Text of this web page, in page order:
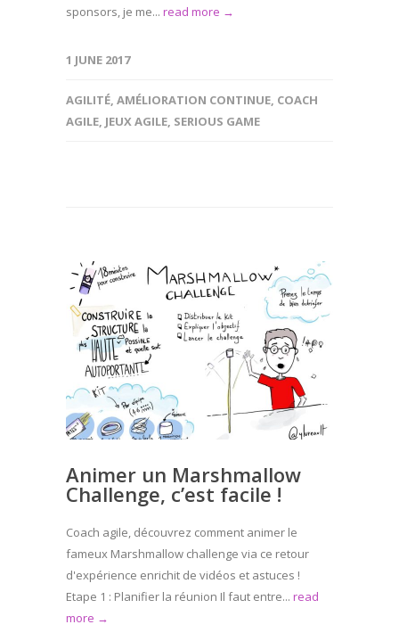
sponsors, je me... read more →
1 JUNE 2017
AGILITÉ, AMÉLIORATION CONTINUE, COACH
AGILE, JEUX AGILE, SERIOUS GAME
Animer un Marshmallow
Challenge, c’est facile !
Coach agile, découvrez comment animer le
fameux Marshmallow challenge via ce retour
d'expérience enrichit de vidéos et astuces !
Etape 1 : Planifier la réunion Il faut entre... read
more →